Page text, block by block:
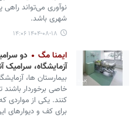
نوآوری می‌تواند راهی
شهری باشد.
۱۴۰۴-۰۸-۱۸ ۱۴:۰۶
ایمنا مگ
دو
آزمایشگاه، سرامیک
بیمارستان ها،
خاصی برخوردار باشند
کنند. یکی از مواردی
برای کف و دیوارهای